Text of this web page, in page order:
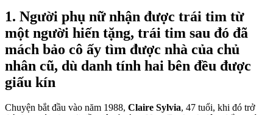
1. Người phụ nữ nhận được trái tim từ
một người hiến tặng, trái tim sau đó đã
mách bảo cô ấy tìm được nhà của chủ
nhân cũ, dù danh tính hai bên đều được
giấu kín
Chuyện bắt đầu vào năm 1988, Claire Sylvia, 47 tuổi, khi đó trở